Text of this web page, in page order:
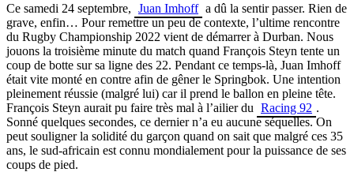
Ce samedi 24 septembre, Juan Imhoff a dû la sentir passer. Rien de
grave, enfin… Pour remettre un peu de contexte, l’ultime rencontre
du Rugby Championship 2022 vient de démarrer à Durban. Nous
jouons la troisième minute du match quand François Steyn tente un
coup de botte sur sa ligne des 22. Pendant ce temps-là, Juan Imhoff
était vite monté en contre afin de gêner le Springbok. Une intention
pleinement réussie (malgré lui) car il prend le ballon en pleine tête.
François Steyn aurait pu faire très mal à l’ailier du Racing 92 .
Sonné quelques secondes, ce dernier n’a eu aucune séquelles. On
peut souligner la solidité du garçon quand on sait que malgré ces 35
ans, le sud-africain est connu mondialement pour la puissance de ses
coups de pied.